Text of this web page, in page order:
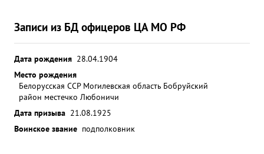
Записи из БД офицеров ЦА МО РФ
Дата рождения 28.04.1904
Место рождения
Белорусская ССР Могилевская область Бобруйский
район местечко Любоничи
Дата призыва 21.08.1925
Воинское звание подполковник